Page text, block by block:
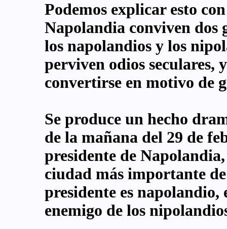
Podemos explicar esto
Napolandia conviven
los napolandios y los
perviven odios seculares,
convertirse en motivo de
Se produce un hecho
de la mañana del 29 de
presidente de
ciudad más importante
presidente es
enemigo de los